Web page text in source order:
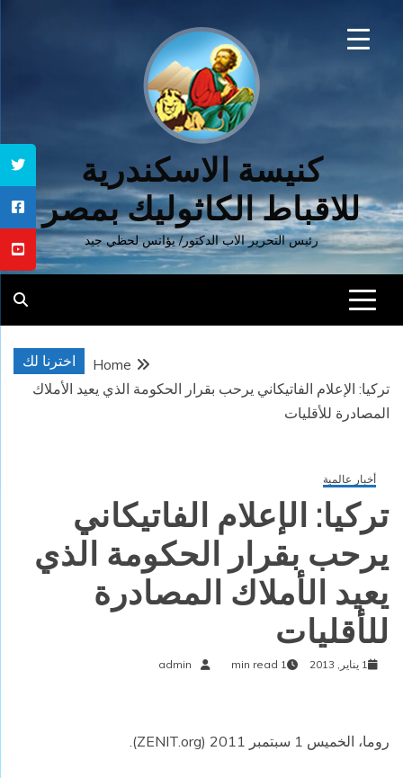
كنيسة الاسكندرية
للاقباط الكاثوليك بمصر
رئيس التحرير الاب الدكتور/ يؤانس لحظي جيد
اخترنا لك
Home
تركيا: الإعلام الفاتيكاني يرحب بقرار الحكومة الذي يعيد الأملاك
المصادرة للأقليات
أخبار عالمية
تركيا: الإعلام الفاتيكاني
يرحب بقرار الحكومة الذي
يعيد الأملاك المصادرة
للأقليات
1 يناير, 2013 1 min read
admin
روما، الخميس 1 سبتمبر 2011 ( ZENIT.org
).